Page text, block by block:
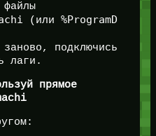
файлы
(или %ProgramD
подключись
лаги.
прямое